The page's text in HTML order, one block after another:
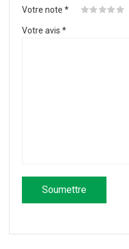
Votre note *
Votre avis *